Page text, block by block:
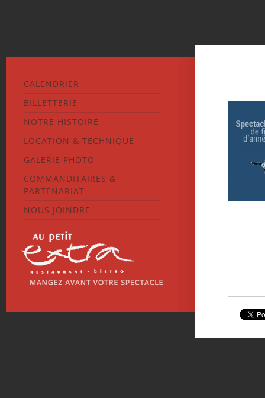
CALENDRIER
BILLETTERIE
NOTRE HISTOIRE
LOCATION & TECHNIQUE
GALERIE PHOTO
COMMANDITAIRES &
PARTENARIAT
NOUS JOINDRE